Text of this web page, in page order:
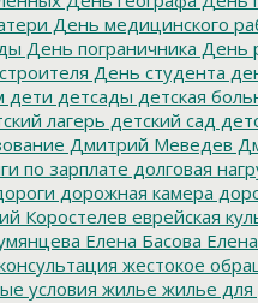
День медицинского
День пограничника День
День студента
дети детсады детская
лагерь детский сад
Дмитрий Меведев
по зарплате долговая
дорожная камера
Коростелев еврейская
Елена Басова
жестокое
условия жилье жилье для